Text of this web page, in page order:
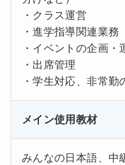
・クラス運営
・進学指導関連業務
・イベントの企画・
・出席管理
・学生対応、非常
メイン使用教材
みんなの日本語、中